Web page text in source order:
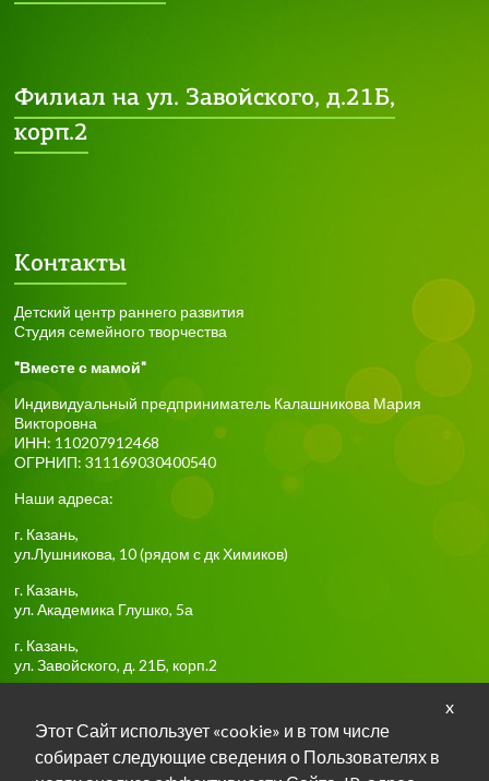
Филиал на ул. Завойского, д.21Б,
корп.2
Контакты
Детский центр раннего развития
Студия семейного творчества
"Вместе с мамой"
Индивидуальный предприниматель Калашникова Мария
Викторовна
ИНН: 110207912468
ОГРНИП: 311169030400540
Наши адреса:
г. Казань,
ул.Лушникова, 10(рядом с дк Химиков)
г. Казань,
ул. Академика Глушко, 5а
г. Казань,
ул. Завойского, д. 21Б, корп.2
Тел:+7-917-918-85-16
x
Этот Сайт использует «cookie» и в том числе
собирает следующие сведения о Пользователях в